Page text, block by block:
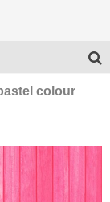
colour